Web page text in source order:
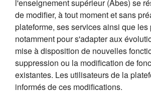
l'enseignement supérieur (Abes) se
de modifier, à tout moment et sans
plateforme, ses services ainsi que les
notamment pour s'adapter aux
mise à disposition de nouvelles
suppression ou la modification de
existantes. Les utilisateurs de la
informés de ces modifications.